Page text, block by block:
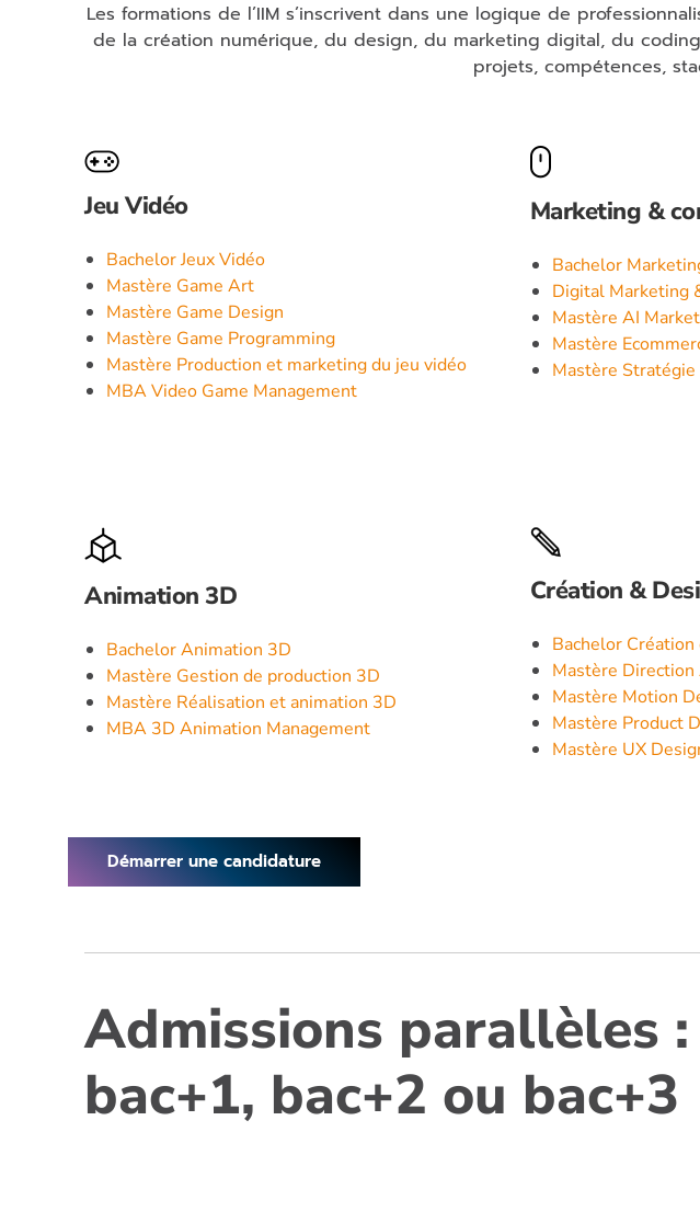
Les formations de l’IIM s’inscrivent dans une logique de
de la création numérique, du design, du marketing digital, du
projets, compétences,
Jeu Vidéo
Bachelor Jeux Vidéo
Mastère Game Art
Mastère Game Design
Mastère Game Programming
Mastère Production et marketing du jeu vidéo
MBA Video Game Management
Marketing &
Bachelor
Digital Marketing
Mastère AI
Mastère
Mastère
Animation 3D
Bachelor Animation 3D
Mastère Gestion de production 3D
Mastère Réalisation et animation 3D
MBA 3D Animation Management
Création &
Bachelor
Mastère
Mastère Motion
Mastère Product
Mastère UX
Démarrer une candidature
Admissions parallèles
bac+1, bac+2 ou bac+3